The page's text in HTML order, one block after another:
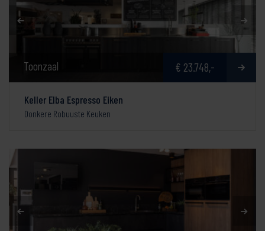
Toonzaal € 23.748,-
Keller Elba Espresso Eiken
Donkere Robuuste Keuken